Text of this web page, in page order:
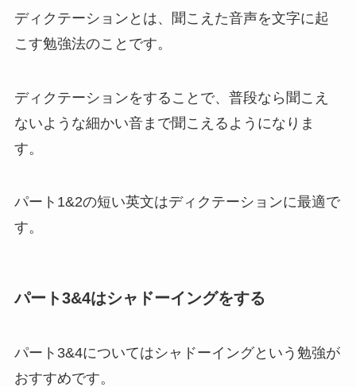
ディクテーションとは、聞こえた音声を文字に起
こす勉強法のことです。
ディクテーションをすることで、普段なら聞こえ
ないような細かい音まで聞こえるようになりま
す。
パート1&2の短い英文はディクテーションに最適で
す。
パート3&4はシャドーイングをする
パート3&4についてはシャドーイングという勉強が
おすすめです。